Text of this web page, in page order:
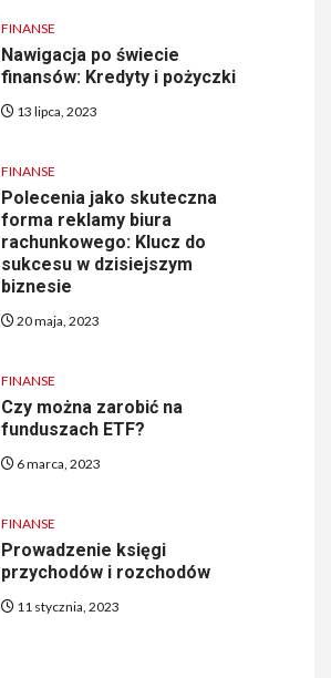
FINANSE
Nawigacja po świecie
finansów: Kredyty i pożyczki
13 lipca, 2023
FINANSE
Polecenia jako skuteczna
forma reklamy biura
rachunkowego: Klucz do
sukcesu w dzisiejszym
biznesie
20 maja, 2023
FINANSE
Czy można zarobić na
funduszach ETF?
6 marca, 2023
FINANSE
Prowadzenie księgi
przychodów i rozchodów
11 stycznia, 2023